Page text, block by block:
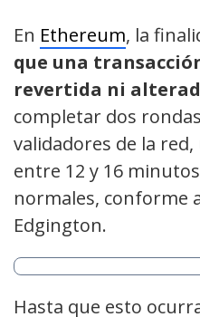
En Ethereum, la
que una
revertida ni
completar dos
validadores de la
entre 12 y 16
normales, conforme
Edgington.
Hasta que esto